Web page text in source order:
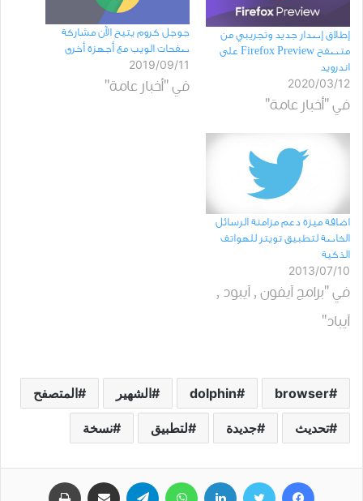
إطلاق ﺇﺻﺪﺍﺭ ﺟﺪﻳﺪ ﻭﺗﺠﺮﻳﺒﻲ ﻣﻦ
متصفح Firefox Preview على
اندرويد
2020/03/12
في "أخبار عامة"
ﺟﻮﺟﻞ ﻛﺮﻭﻡ ﻳﺘﻴﺢ الآن مشاركة
ﺻﻔﺤﺎﺕ ﺍﻟﻮﻳﺐ مع ﺃﺟﻬﺰﺓ ﺃﺧﺮﻯ
2019/09/11
في "أخبار عامة"
اضافة ميزة دعم مزامنة الرسائل
الخاصة لتطبيق تويتر للهواتف
الذكية
2013/07/10
في "برامج آيفون , آيبود ,
آيباد"
browser
dolphin الشهير المتصفح
تحديث جديدة لتطبيق نسخة
فيسبوك تويتر لينكدإن واتساب تيلقرام مشاركة عبر البريد